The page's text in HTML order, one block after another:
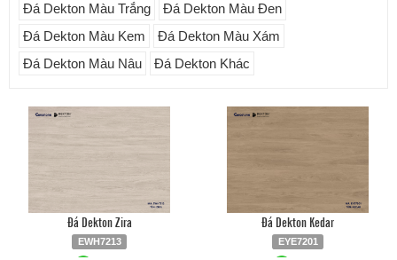
Đá Dekton Màu Trắng
Đá Dekton Màu Đen
Đá Dekton Màu Kem
Đá Dekton Màu Xám
Đá Dekton Màu Nâu
Đá Dekton Khác
Đá Dekton Zira
EWH7213
Đá Dekton Kedar
EYE7201